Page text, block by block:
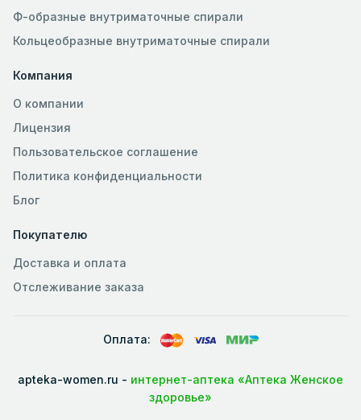
Ф-образные внутриматочные спирали
Кольцеобразные внутриматочные спирали
Компания
О компании
Лицензия
Пользовательское соглашение
Политика конфиденциальности
Блог
Покупателю
Доставка и оплата
Отслеживание заказа
Оплата:
apteka-women.ru - интернет-аптека «Аптека Женское
здоровье»